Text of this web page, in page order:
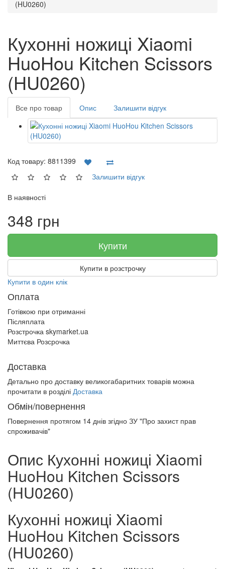
(HU0260)
Кухонні ножиці Xiaomi
HuoHou Kitchen Scissors
(HU0260)
Все про товар Опис Залишити відгук
Код товару: 8811399
Залишити відгук
В наявності
348 грн
Купити
Купити в розстрочку
Купити в один клік
Оплата
Готівкою при отриманні
Післяплата
Розстрочка skymarket.ua
Миттєва Розсрочка
Доставка
Детально про доставку великогабаритних товарів можна
прочитати в розділі Доставка
Обмін/повернення
Повернення протягом 14 днів згідно ЗУ "Про захист прав
спроживачів"
Опис Кухонні ножиці Xiaomi
HuoHou Kitchen Scissors
(HU0260)
Кухонні ножиці Xiaomi
HuoHou Kitchen Scissors
(HU0260)